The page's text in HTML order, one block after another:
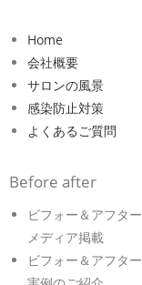
Home
会社概要
サロンの風景
感染防止対策
よくあるご質問
Before after
ビフォー＆アフター
メディア掲載
ビフォー＆アフター